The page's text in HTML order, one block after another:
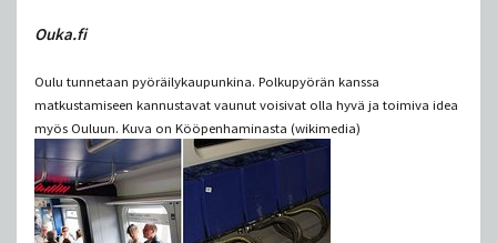
Ouka.fi
Oulu tunnetaan pyöräilykaupunkina. Polkupyörän kanssa
matkustamiseen kannustavat vaunut voisivat olla hyvä ja toimiva idea
myös Ouluun. Kuva on Kööpenhaminasta (wikimedia)